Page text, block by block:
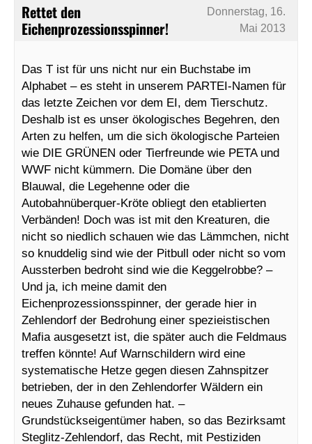
Rettet den
Eichenprozessionsspinner!
Donnerstag, 16.
Mai 2013
Das T ist für uns nicht nur ein Buchstabe im
Alphabet – es steht in unserem PARTEI-Namen für
das letzte Zeichen vor dem EI, dem Tierschutz.
Deshalb ist es unser ökologisches Begehren, den
Arten zu helfen, um die sich ökologische Parteien
wie DIE GRÜNEN oder Tierfreunde wie PETA und
WWF nicht kümmern. Die Domäne über den
Blauwal, die Legehenne oder die
Autobahnüberquer-Kröte obliegt den etablierten
Verbänden! Doch was ist mit den Kreaturen, die
nicht so niedlich schauen wie das Lämmchen, nicht
so knuddelig sind wie der Pitbull oder nicht so vom
Aussterben bedroht sind wie die Keggelrobbe? –
Und ja, ich meine damit den
Eichenprozessionsspinner, der gerade hier in
Zehlendorf der Bedrohung einer spezieistischen
Mafia ausgesetzt ist, die später auch die Feldmaus
treffen könnte! Auf Warnschildern wird eine
systematische Hetze gegen diesen Zahnspitzer
betrieben, der in den Zehlendorfer Wäldern ein
neues Zuhause gefunden hat. –
Grundstückseigentümer haben, so das Bezirksamt
Steglitz-Zehlendorf, das Recht, mit Pestiziden